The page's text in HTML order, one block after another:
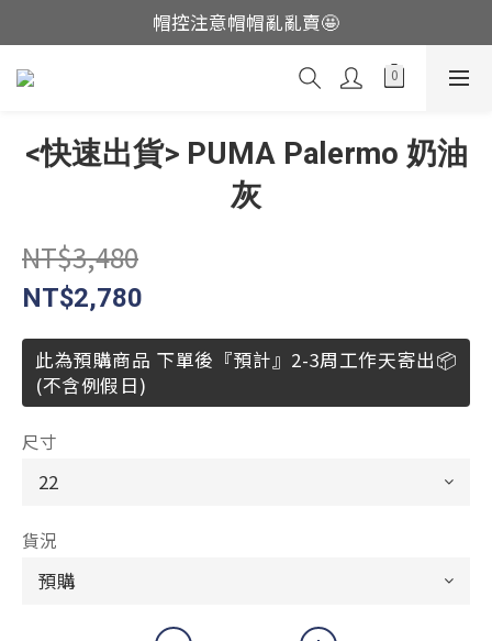
這裡現貨不用等👟
帽控注意帽帽亂亂賣🤩
這裡現貨不用等👟
<快速出貨> PUMA Palermo 奶油
灰
NT$3,480
NT$2,780
此為預購商品 下單後『預計』2-3周工作天寄出📦
(不含例假日)
尺寸
貨況